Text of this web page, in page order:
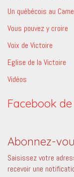
Un québécois au
Vous pouvez y croire
Voix de Victoire
Eglise de la Victoire
Vidéos
Facebook
Abonnez-
Saisissez votre
recevoir une